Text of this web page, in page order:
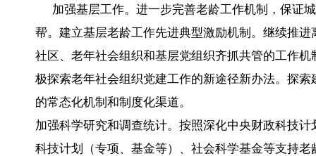
加强基层工作。进一步完善老龄工作机制，保证
帮。建立基层老龄工作先进典型激励机制。继续推
社区、老年社会组织和基层党组织齐抓共管的工作
极探索老年社会组织党建工作的新途径新办法。探
的常态化机制和制度化渠道。
加强科学研究和调查统计。按照深化中央财政科技
科技计划（专项、基金等）、社会科学基金等支持